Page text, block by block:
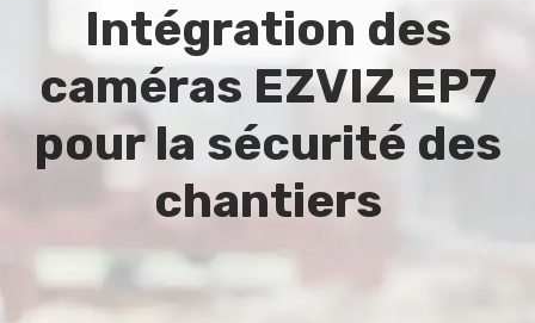
Intégration des
caméras EZVIZ EP7
pour la sécurité des
chantiers